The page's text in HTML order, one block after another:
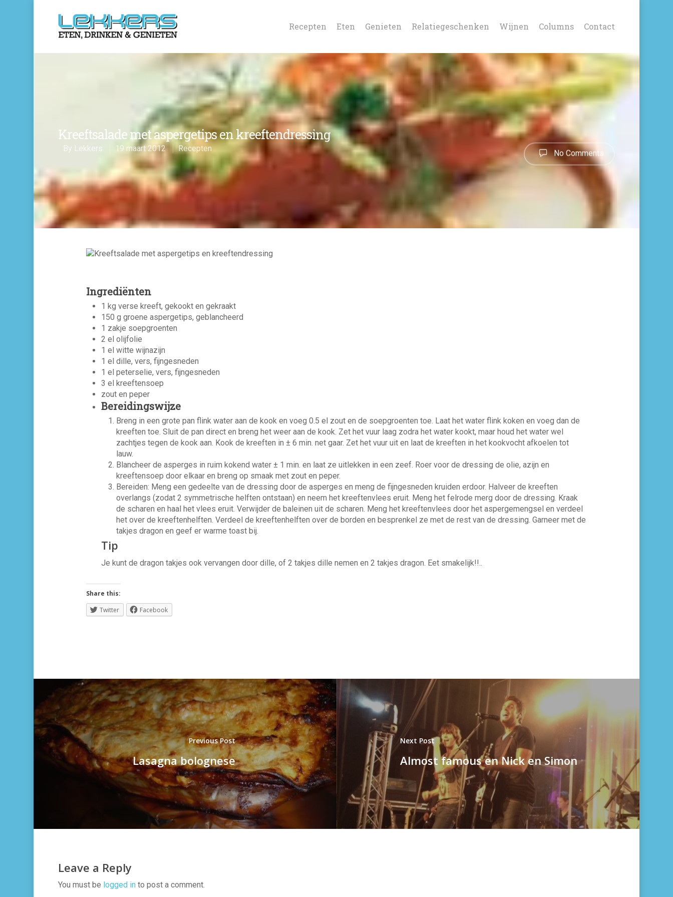
Recepten Eten Genieten Relatiegeschenken Wijnen Columns Contact
Kreeftsalade met aspergetips en kreeftendressing
By Lekkers 19 maart 2012 Recepten
No Comments
Ingrediënten
1 kg verse kreeft, gekookt en gekraakt
150 g groene aspergetips, geblancheerd
1 zakje soepgroenten
2 el olijfolie
1 el witte wijnazijn
1 el dille, vers, fijngesneden
1 el peterselie, vers, fijngesneden
3 el kreeftensoep
zout en peper
Bereidingswijze
Breng in een grote pan flink water aan de kook en voeg 0.5 el zout en de soepgroenten toe. Laat het water flink koken en voeg dan de
kreeften toe. Sluit de pan direct en breng het weer aan de kook. Zet het vuur laag zodra het water kookt, maar houd het water wel
zachtjes tegen de kook aan. Kook de kreeften in ± 6 min. net gaar. Zet het vuur uit en laat de kreeften in het kookvocht afkoelen tot
lauw.
Blancheer de asperges in ruim kokend water ± 1 min. en laat ze uitlekken in een zeef. Roer voor de dressing de olie, azijn en
kreeftensoep door elkaar en breng op smaak met zout en peper.
Bereiden: Meng een gedeelte van de dressing door de asperges en meng de fijngesneden kruiden erdoor. Halveer de kreeften
overlangs (zodat 2 symmetrische helften ontstaan) en neem het kreeftenvlees eruit. Meng het felrode merg door de dressing. Kraak
de scharen en haal het vlees eruit. Verwijder de baleinen uit de scharen. Meng het kreeftenvlees door het aspergemengsel en verdeel
het over de kreeftenhelften. Verdeel de kreeftenhelften over de borden en besprenkel ze met de rest van de dressing. Garneer met de
takjes dragon en geef er warme toast bij.
Tip
Je kunt de dragon takjes ook vervangen door dille, of 2 takjes dille nemen en 2 takjes dragon. Eet smakelijk!!..
Share this:
Twitter
Facebook
Previous Post
Lasagna bolognese
Next Post
Almost famous en Nick en Simon
Leave a Reply
You must be logged in to post a comment.